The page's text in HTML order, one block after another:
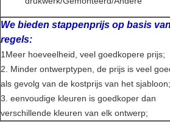
We bieden stappenprijs op basis van
regels:
1Meer hoeveelheid, veel goedkopere prijs;
2. Minder ontwerptypen, de prijs is veel
als gevolg van de kostprijs van het sjabloon;
3. eenvoudige kleuren is goedkoper dan
verschillende kleuren van elk ontwerp;